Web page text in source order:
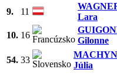
9. 11
Lara
10. 16
Gilonne
54. 33
Júlia